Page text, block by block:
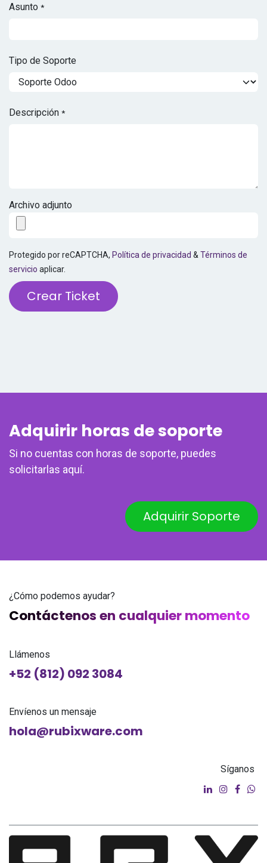
Asunto *
Tipo de Soporte
Descripción *
Archivo adjunto
Protegido por reCAPTCHA, Política de privacidad & Términos de
servicio aplicar.
Crear Ticket
Adquirir horas de soporte
Si no cuentas con horas de soporte, puedes
solicitarlas aquí.
​​Adquirir Soporte
¿Cómo podemos ayudar?
Contáctenos en cualquier momento
Llámenos
+52 (812) 092 3084
Envíenos un mensaje
hola@rubixware.com
Síganos